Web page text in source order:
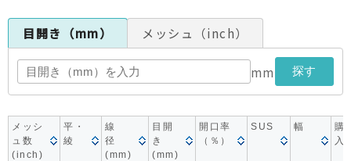
目開き（mm） メッシュ（inch）
mm 探す
メッシ
ュ数
(inch)
平・
綾
線
径
(mm)
目開
き
(mm)
開口率
（％）
SUS 幅
購
入